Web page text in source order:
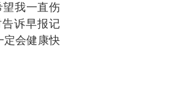
望我一直伤
诉早报记
定会健康快